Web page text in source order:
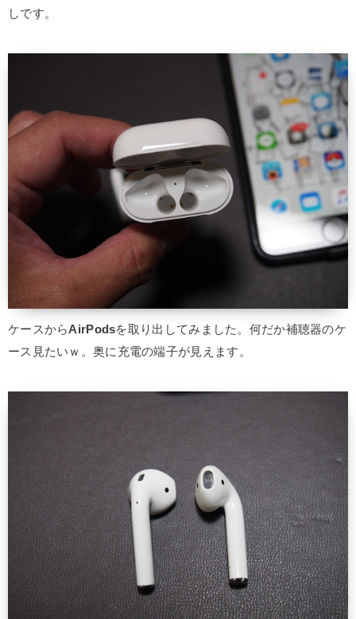
しです。
ケースからAirPodsを取り出してみました。何だか補聴器のケ
ース見たいｗ。奥に充電の端子が見えます。